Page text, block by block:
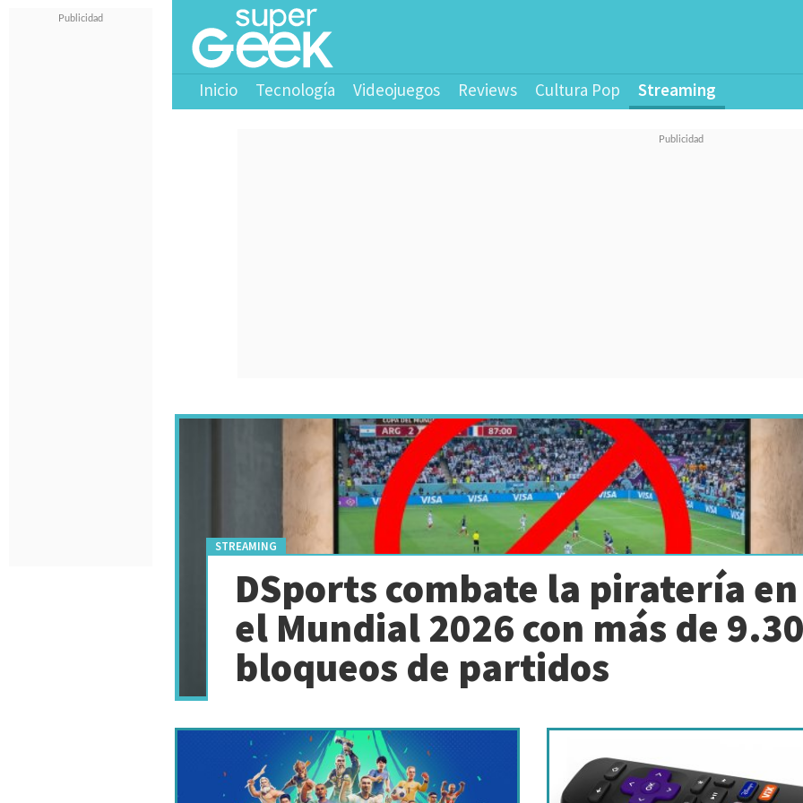
Inicio Tecnología Videojuegos Reviews Cultura Pop Streaming
STREAMING
DSports combate la piratería en
el Mundial 2026 con más de
bloqueos de partidos